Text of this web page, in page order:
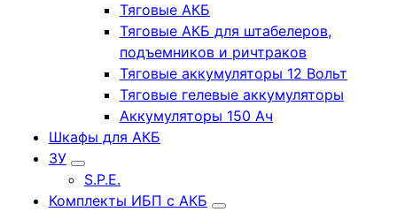
Тяговые АКБ
Тяговые АКБ для штабелеров,
подъемников и ричтраков
Тяговые аккумуляторы 12 Вольт
Тяговые гелевые аккумуляторы
Аккумуляторы 150 Ач
Шкафы для АКБ
ЗУ
S.P.E.
Комплекты ИБП с АКБ